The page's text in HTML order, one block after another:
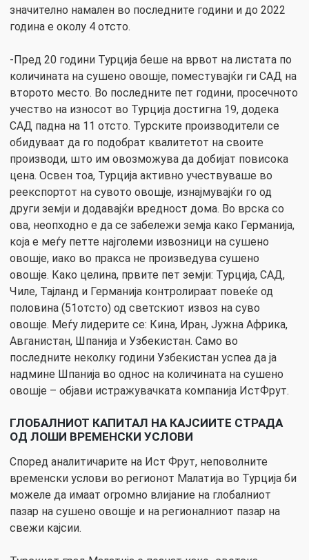
значително намален во последните години и до 2022
година е околу 4 отсто.
-Пред 20 години Турција беше на врвот на листата по
количината на сушено овошје, поместувајќи ги САД на
второто место. Во последните пет години, просечното
учество на износот во Турција достигна 19, додека
САД падна на 11 отсто. Турските производители се
обидуваат да го подобрат квалитетот на своите
производи, што им овозможува да добијат повисока
цена. Освен тоа, Турција активно учествуваше во
реекспортот на сувото овошје, изнајмувајќи го од
други земји и додавајќи вредност дома. Во врска со
ова, неопходно е да се забележи земја како Германија,
која е меѓу петте најголеми извозници на сушено
овошје, иако во пракса не произведува сушено
овошје. Како целина, првите пет земји: Турција, САД,
Чиле, Тајланд и Германија контролираат повеќе од
половина (51отсто) од светскиот извоз на суво
овошје. Меѓу лидерите се: Кина, Иран, Јужна Африка,
Авганистан, Шпанија и Узбекистан. Само во
последните неколку години Узбекистан успеа да ја
надмине Шпанија во однос на количината на сушено
овошје – објави истражувачката компанија ИстФрут.
ГЛОБАЛНИОТ КАПИТАЛ НА КАЈСИИТЕ СТРАДА
ОД ЛОШИ ВРЕМЕНСКИ УСЛОВИ
Според аналитичарите на Ист Фрут, неповолните
временски услови во регионот Малатија во Турција би
можеле да имаат огромно влијание на глобалниот
пазар на сушено овошје и на регионалниот пазар на
свежи кајсии.